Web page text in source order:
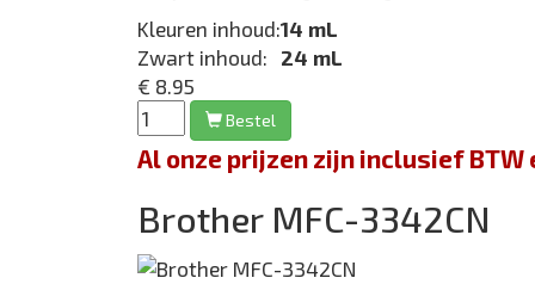
Kleuren inhoud:14 mL
Zwart inhoud:
24 mL
€ 8.95
Bestel
Al onze prijzen zijn inclusief
Brother MFC-3342CN